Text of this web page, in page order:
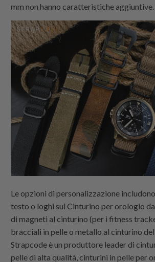
mm non hanno caratteristiche aggiuntive.
Le opzioni di personalizzazione
testo o loghi sul Cinturino per orologio
di magneti al cinturino (per i fitness
bracciali in pelle o metallo al cinturino
Strapcode è un produttore leader di
pelle di alta qualità, cinturini in pelle per